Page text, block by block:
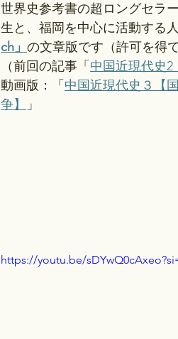
世界史参考書の超ロングセラ
生と、福岡を中心に活動する
ch」 の文章版です（許可を得
（前回の記事「 中国近現代史2
動画版：「 中国近現代史３【
争】
」
https://youtu.be/